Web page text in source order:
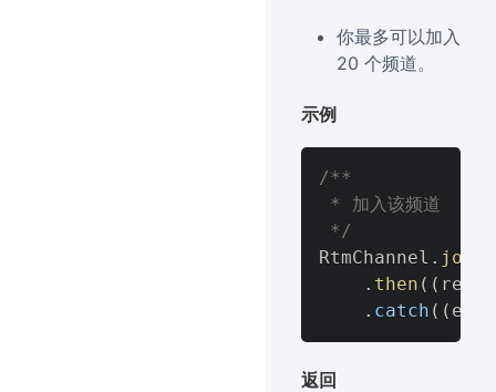
你最多可以加入
20 个频道。
示例
/**
* 加入该频道
*/
RtmChannel . join
. then ( ( res
. catch ( ( err
返回